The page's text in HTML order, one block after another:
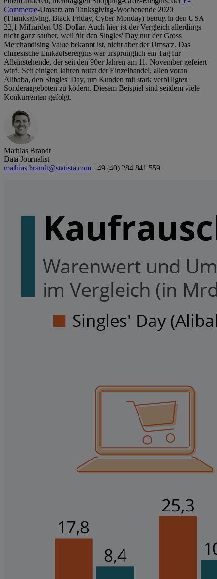
Commerce-Umsatz am Tanksgiving-Wochenende 2020
(Thanksgiving, Black Friday, Cyber Monday) betrug in den USA
22,1 Milliarden US-Dollar. Auch hier ist der Vergleich allerdings
nicht ganz sauber, weil für den Singles' Day nur der Gross
Merchandising Value bekannt ist, nicht aber der Umsatz. Das
chinesische Einkaufsereignis war ursprünglich ein Tag für
Alleinstehende, der seit den 90er Jahren am 11. November gefeiert
wird. Seit einigen Jahren nutzt der Einzelhandel, allen voran
Alibaba, den Singles' Day, um Kunden mit stark verbilligten
Sonderangeboten zu ködern. Diesem Beispiel sind seitdem viele
Konkurrenten gefolgt.
Mathias Brandt
Data Journalist
mathias.brandt@statista.com +49 (40) 284 841 559